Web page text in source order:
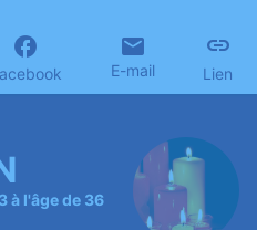
E-mail Lien
à l'âge de 36